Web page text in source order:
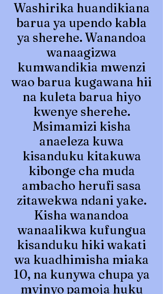
Washirika huandikiana
barua ya upendo kabla
ya sherehe. Wanandoa
wanaagizwa
kumwandikia mwenzi
wao barua kugawana hii
na kuleta barua hiyo
kwenye sherehe.
Msimamizi kisha
anaeleza kuwa
kisanduku kitakuwa
kibonge cha muda
ambacho herufi sasa
zitawekwa ndani yake.
Kisha wanandoa
wanaalikwa kufungua
kisanduku hiki wakati
wa kuadhimisha miaka
10, na kunywa chupa ya
mvinyo pamoja huku